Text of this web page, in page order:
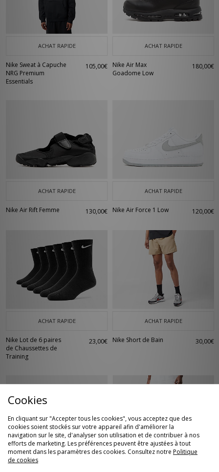
ACHAT RAPIDE
Nike Sweat à Capuche
NRG Premium
Essentials
105,00€
ACHAT RAPIDE
Nike Air Max
Goadome Low
180,00€
ACHAT RAPIDE
Nike Air Rift Femme 130,00€
ACHAT RAPIDE
Nike Air Force 1 Low 120,00€
ACHAT RAPIDE
Nike Lot de 6 paires
de Chaussettes de
Training
23,00€
ACHAT RAPIDE
Nike Short de Bain 30,00€
Cookies
En cliquant sur "Accepter tous les cookies", vous acceptez que des
cookies soient stockés sur votre appareil afin d'améliorer la
navigation sur le site, d'analyser son utilisation et de contribuer à nos
efforts de marketing. Les préférences peuvent être ajustées à tout
moment dans les paramètres des cookies. Consultez notre Politique
de cookies